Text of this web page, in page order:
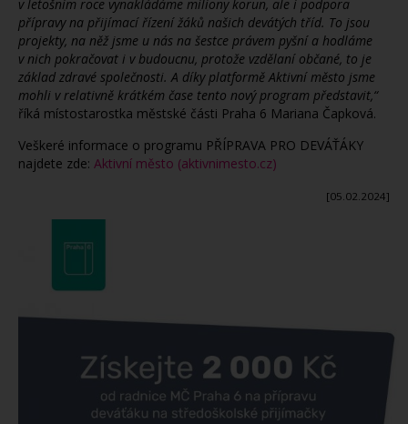
v letošním roce vynakládáme miliony korun, ale i podpora
přípravy na přijímací řízení žáků našich devátých tříd. To jsou
projekty, na něž jsme u nás na šestce právem pyšní a hodláme
v nich pokračovat i v budoucnu, protože vzdělaní občané, to je
základ zdravé společnosti. A díky platformě Aktivní město jsme
mohli v relativně krátkém čase tento nový program představit,“
říká místostarostka městské části Praha 6 Mariana Čapková.
Veškeré informace o programu PŘÍPRAVA PRO DEVÁŤÁKY
najdete zde: Aktivní město (aktivnimesto.cz)
[05.02.2024]